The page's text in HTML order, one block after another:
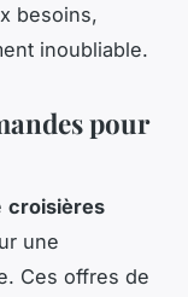
besoins,
inoubliable.
pour
croisières
une
Ces offres de